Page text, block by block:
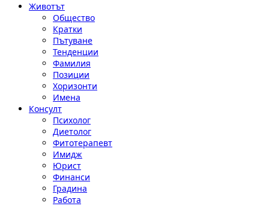
Животът
Общество
Кратки
Пътуване
Тенденции
Фамилия
Позиции
Хоризонти
Имена
Консулт
Психолог
Диетолог
Фитотерапевт
Имидж
Юрист
Финанси
Градина
Работа